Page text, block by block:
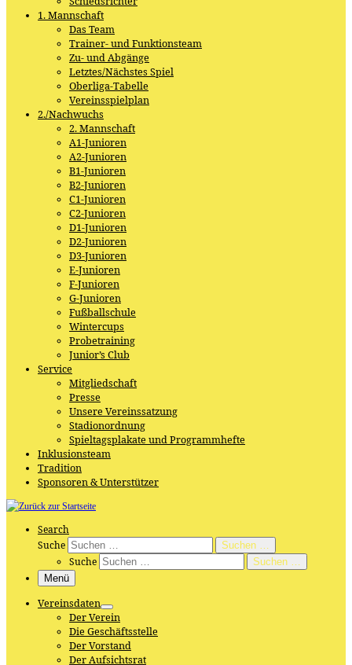
1. Mannschaft
Das Team
Trainer- und Funktionsteam
Zu- und Abgänge
Letztes/Nächstes Spiel
Oberliga-Tabelle
Vereinsspielplan
2./Nachwuchs
2. Mannschaft
A1-Junioren
A2-Junioren
B1-Junioren
B2-Junioren
C1-Junioren
C2-Junioren
D1-Junioren
D2-Junioren
D3-Junioren
E-Junioren
F-Junioren
G-Junioren
Fußballschule
Wintercups
Probetraining
Junior’s Club
Service
Mitgliedschaft
Presse
Unsere Vereinssatzung
Stadionordnung
Spieltagsplakate und Programmhefte
Inklusionsteam
Tradition
Sponsoren & Unterstützer
Search
Suche
Suchen …
Suche
Suchen …
Menü
Vereinsdaten
Der Verein
Die Geschäftsstelle
Der Vorstand
Der Aufsichtsrat